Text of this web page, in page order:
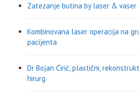
Zatezanje butina by laser & vaser
Kombinovana laser operacija na
pacijenta
Dr Bojan Ćirić, plastični,
hirurg